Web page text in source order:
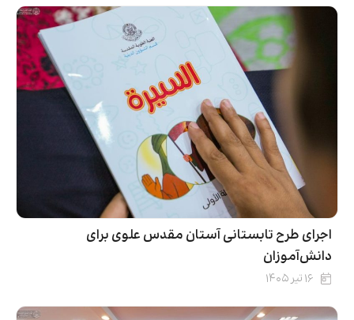
اجرای طرح تابستانی آستان مقدس علوی برای
دانش‌آموزان
۱۶ تیر ۱۴۰۵